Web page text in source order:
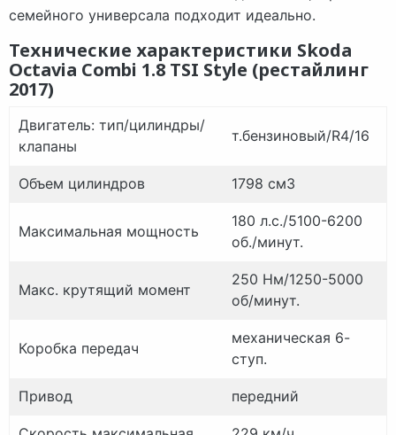
семейного универсала подходит идеально.
Технические характеристики Skoda
Octavia Combi 1.8 TSI Style (рестайлинг
2017)
Двигатель: тип/цилиндры/
клапаны
т.бензиновый/R4/16
Объем цилиндров 1798 см3
Максимальная мощность
180 л.с./5100-6200
об./минут.
Макс. крутящий момент
250 Нм/1250-5000
об/минут.
Коробка передач
механическая 6-
ступ.
Привод передний